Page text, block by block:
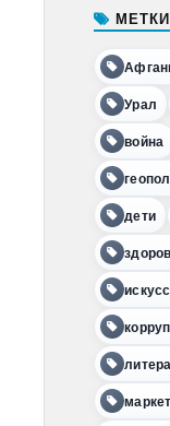
МЕТКИ
Урал
война
дети